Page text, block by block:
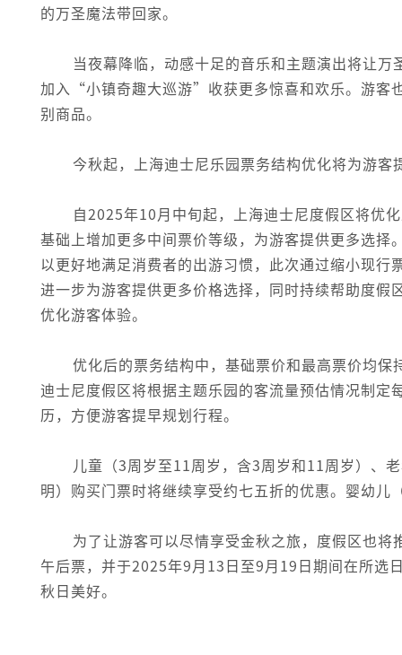
的万圣魔法带回家。
当夜幕降临，动感十足的音乐和主题演出将让
加入“小镇奇趣大巡游”收获更多惊喜和欢乐。游客
别商品。
今秋起，上海迪士尼乐园票务结构优化将为游客
自2025年10月中旬起，上海迪士尼度假区将优
基础上增加更多中间票价等级，为游客提供更多选
以更好地满足消费者的出游习惯，此次通过缩小现
进一步为游客提供更多价格选择，同时持续帮助度
优化游客体验。
优化后的票务结构中，基础票价和最高票价均
迪士尼度假区将根据主题乐园的客流量预估情况制
历，方便游客提早规划行程。
儿童（3周岁至11周岁，含3周岁和11周岁）、
明）购买门票时将继续享受约七五折的优惠。婴幼儿
为了让游客可以尽情享受金秋之旅，度假区也
午后票，并于2025年9月13日至9月19日期间在所选
秋日美好。